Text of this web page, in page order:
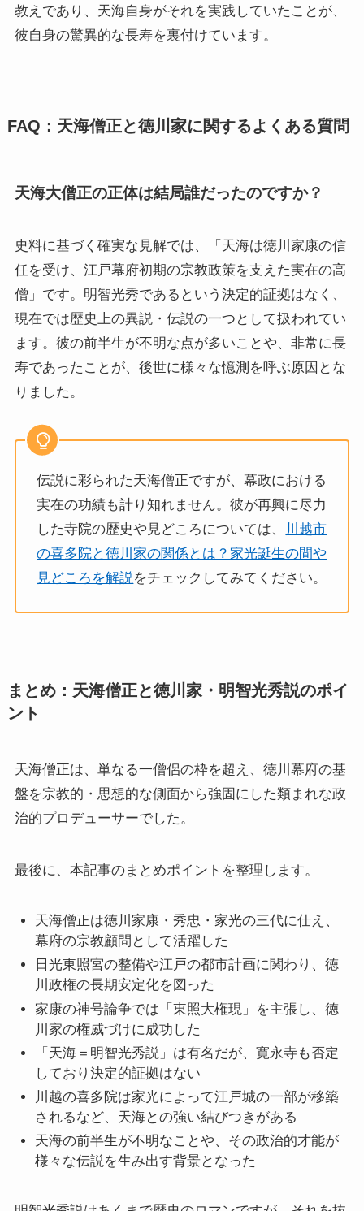
教えであり、天海自身がそれを実践していたことが、
彼自身の驚異的な長寿を裏付けています。
FAQ：天海僧正と徳川家に関するよくある質問
天海大僧正の正体は結局誰だったのですか？
史料に基づく確実な見解では、「天海は徳川家康の信
任を受け、江戸幕府初期の宗教政策を支えた実在の高
僧」です。明智光秀であるという決定的証拠はなく、
現在では歴史上の異説・伝説の一つとして扱われてい
ます。彼の前半生が不明な点が多いことや、非常に長
寿であったことが、後世に様々な憶測を呼ぶ原因とな
りました。
伝説に彩られた天海僧正ですが、幕政における
実在の功績も計り知れません。彼が再興に尽力
した寺院の歴史や見どころについては、 川越市
の喜多院と徳川家の関係とは？家光誕生の間や
見どころを解説をチェックしてみてください。
まとめ：天海僧正と徳川家・明智光秀説のポイ
ント
天海僧正は、単なる一僧侶の枠を超え、徳川幕府の基
盤を宗教的・思想的な側面から強固にした類まれな政
治的プロデューサーでした。
最後に、本記事のまとめポイントを整理します。
天海僧正は徳川家康・秀忠・家光の三代に仕え、
幕府の宗教顧問として活躍した
日光東照宮の整備や江戸の都市計画に関わり、徳
川政権の長期安定化を図った
家康の神号論争では「東照大権現」を主張し、徳
川家の権威づけに成功した
「天海＝明智光秀説」は有名だが、寛永寺も否定
しており決定的証拠はない
川越の喜多院は家光によって江戸城の一部が移築
されるなど、天海との強い結びつきがある
天海の前半生が不明なことや、その政治的才能が
様々な伝説を生み出す背景となった